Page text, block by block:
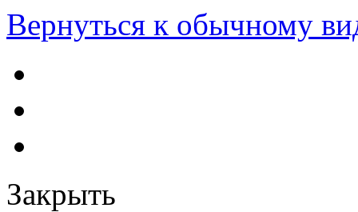
Вернуться к обычному
Закрыть